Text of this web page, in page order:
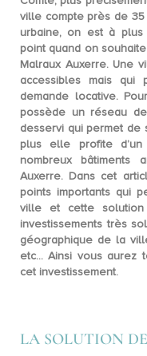
ville compte près de
urbaine, on est à
point quand on
Malraux Auxerre. Une
accessibles mais qui
demande locative.
possède un réseau
desservi qui permet de
plus elle profite
nombreux bâtiments
Auxerre. Dans cet
points importants qui
ville et cette solution
investissements très
géographique de la
etc… Ainsi vous aurez
cet investissement.
LA SOLUTION